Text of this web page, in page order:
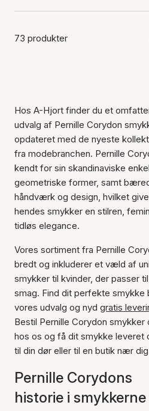
73 produkter
Hos A-Hjort finder du et
udvalg af Pernille Corydon
opdateret med de nyeste
fra modebranchen. Pernille
kendt for sin skandinaviske
geometriske former, samt
håndværk og design, hvilket
hendes smykker en stilren,
tidløs elegance.
Vores sortiment fra Pernille
bredt og inkluderer et væld af
smykker til kvinder, der passer
smag. Find dit perfekte smykke
vores udvalg og nyd gratis
Bestil Pernille Corydon smykker
hos os og få dit smykke leveret
til din dør eller til en butik nær
Pernille Corydons
historie i smykkerne